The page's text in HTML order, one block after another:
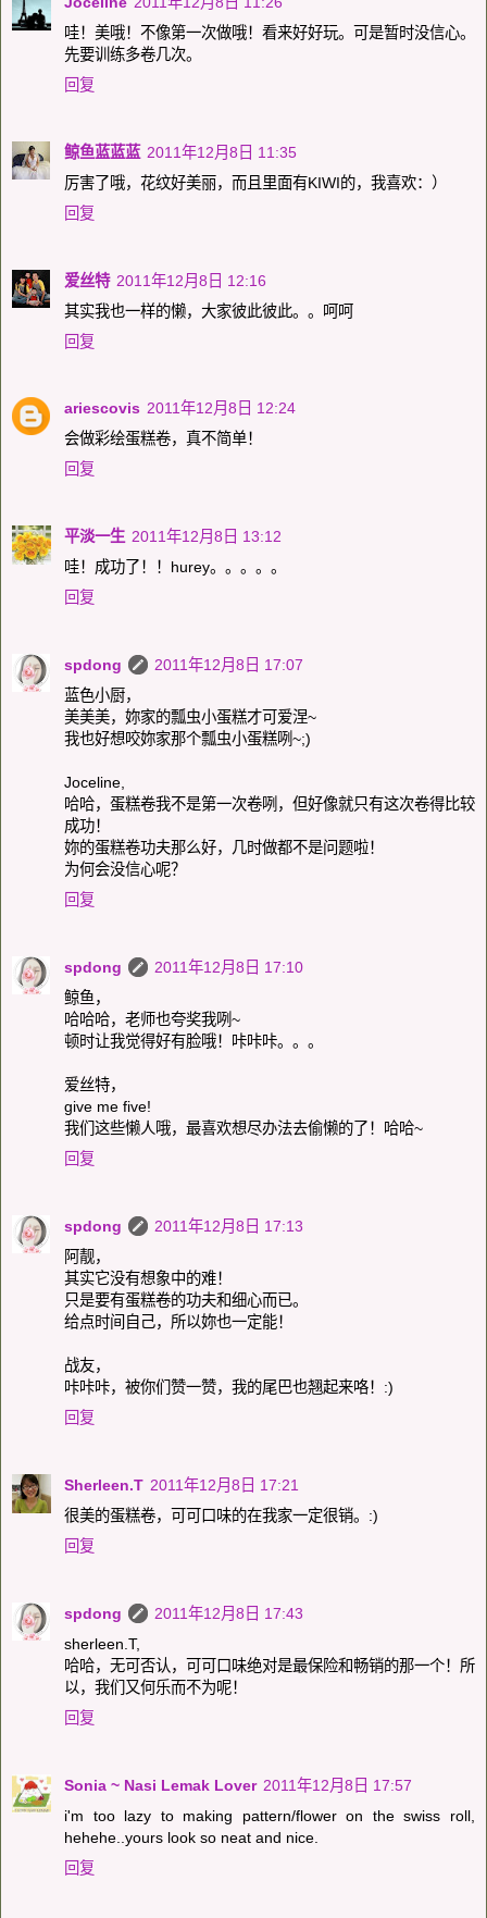
哇！美哦！不像第一次做哦！看来好好玩。可是暂时没信心。
先要训练多卷几次。
回复
鲸鱼蓝蓝蓝 2011年12月8日 11:35
厉害了哦，花纹好美丽，而且里面有KIWI的，我喜欢：）
回复
爱丝特 2011年12月8日 12:16
其实我也一样的懒，大家彼此彼此。。呵呵
回复
ariescovis 2011年12月8日 12:24
会做彩绘蛋糕卷，真不简单！
回复
平淡一生 2011年12月8日 13:12
哇！成功了！！hurey。。。。。
回复
spdong
2011年12月8日 17:07
蓝色小厨，
美美美，妳家的瓢虫小蛋糕才可爱涅~
我也好想咬妳家那个瓢虫小蛋糕咧~;)
Joceline,
哈哈，蛋糕卷我不是第一次卷咧，但好像就只有这次卷得比较
成功！
妳的蛋糕卷功夫那么好，几时做都不是问题啦！
为何会没信心呢？
回复
spdong
2011年12月8日 17:10
鲸鱼，
哈哈哈，老师也夸奖我咧~
顿时让我觉得好有脸哦！咔咔咔。。。
爱丝特，
give me five!
我们这些懒人哦，最喜欢想尽办法去偷懒的了！哈哈~
回复
spdong
2011年12月8日 17:13
阿靓，
其实它没有想象中的难！
只是要有蛋糕卷的功夫和细心而已。
给点时间自己，所以妳也一定能！
战友，
咔咔咔，被你们赞一赞，我的尾巴也翘起来咯！:)
回复
Sherleen.T 2011年12月8日 17:21
很美的蛋糕卷，可可口味的在我家一定很销。:)
回复
spdong
2011年12月8日 17:43
sherleen.T,
哈哈，无可否认，可可口味绝对是最保险和畅销的那一个！所
以，我们又何乐而不为呢！
回复
Sonia ~ Nasi Lemak Lover 2011年12月8日 17:57
i'm too lazy to making pattern/flower on the swiss roll,
hehehe..yours look so neat and nice.
回复